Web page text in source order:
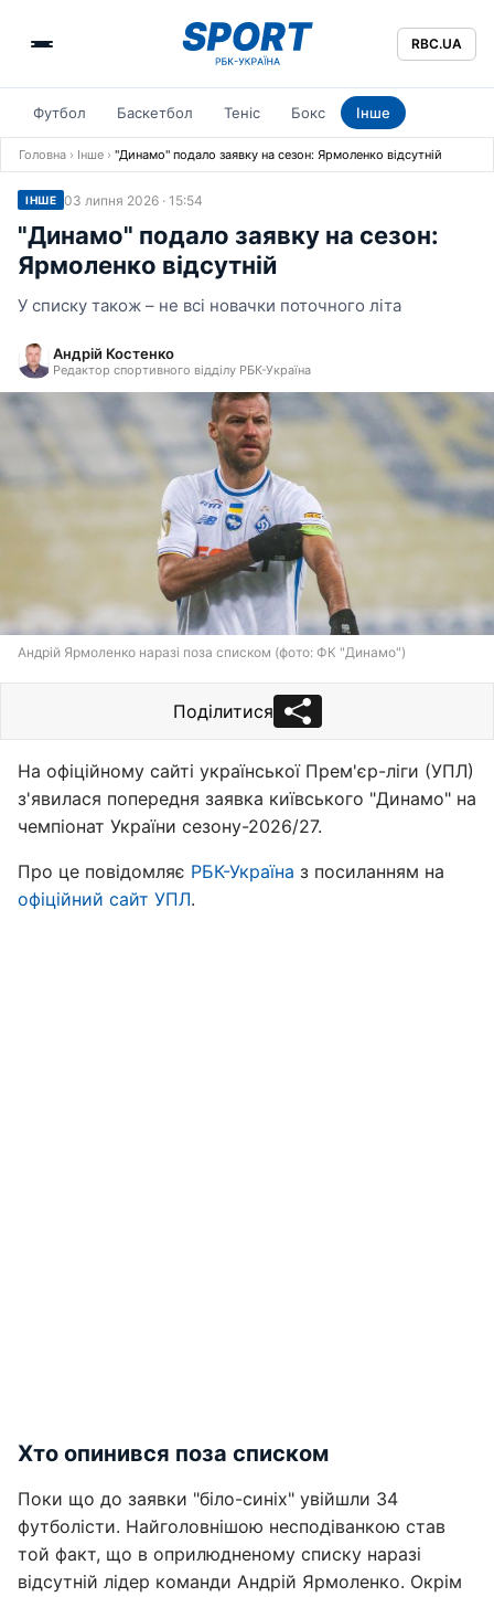
RBC.UA
Футбол Баскетбол Теніс Бокс Інше
Головна › Інше › "Динамо" подало заявку на сезон: Ярмоленко відсутній
ІНШЕ 03 липня 2026 · 15:54
"Динамо" подало заявку на сезон:
Ярмоленко відсутній
У списку також – не всі новачки поточного літа
Андрій Костенко
Редактор спортивного відділу РБК-Україна
Андрій Ярмоленко наразі поза списком (фото: ФК "Динамо")
Поділитися
На офіційному сайті української Прем'єр-ліги (УПЛ)
з'явилася попередня заявка київського "Динамо" на
чемпіонат України сезону-2026/27.
Про це повідомляє РБК-Україна з посиланням на
офіційний сайт УПЛ.
Хто опинився поза списком
Поки що до заявки "біло-синіх" увійшли 34
футболісти. Найголовнішою несподіванкою став
той факт, що в оприлюдненому списку наразі
відсутній лідер команди Андрій Ярмоленко. Окрім